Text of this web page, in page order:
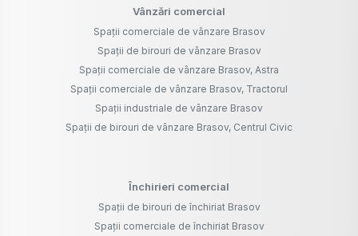
Vânzări comercial
Spații comerciale de vânzare Brasov
Spații de birouri de vânzare Brasov
Spații comerciale de vânzare Brasov, Astra
Spații comerciale de vânzare Brasov, Tractorul
Spații industriale de vânzare Brasov
Spații de birouri de vânzare Brasov, Centrul Civic
Închirieri comercial
Spații de birouri de închiriat Brasov
Spații comerciale de închiriat Brasov